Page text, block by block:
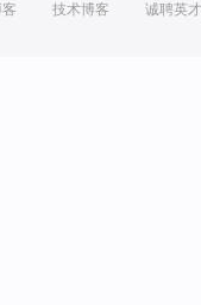
技术博客 诚聘英才